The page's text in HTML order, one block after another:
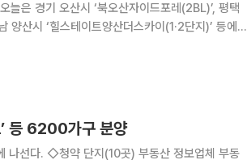
은 경기 오산시 ‘북오산자이드포레(2BL)’, 평택
산시 ‘힐스테이트양산더스카이(1·2단지)’ 등에서
티지(
등 6200가구 분양
정보업체 부동